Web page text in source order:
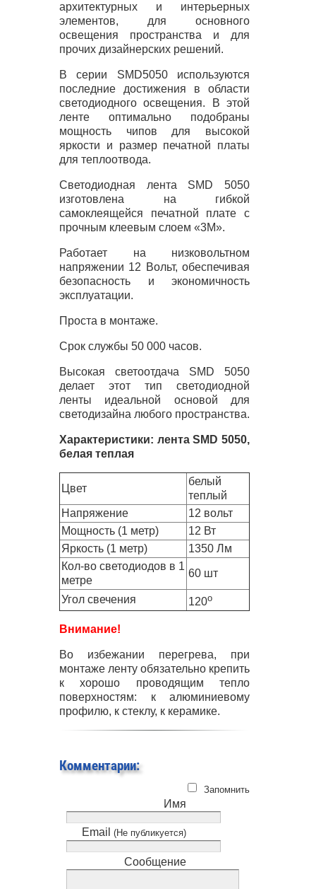
архитектурных и интерьерных
элементов, для основного
освещения пространства и для
прочих дизайнерских решений.
В серии SMD5050 используются
последние достижения в области
светодиодного освещения. В этой
ленте оптимально подобраны
мощность чипов для высокой
яркости и размер печатной платы
для теплоотвода.
Светодиодная лента SMD 5050
изготовлена на гибкой
самоклеящейся печатной плате с
прочным клеевым слоем «3М».
Работает на низковольтном
напряжении 12 Вольт, обеспечивая
безопасность и экономичность
эксплуатации.
Проста в монтаже.
Срок службы 50 000 часов.
Высокая светоотдача SMD 5050
делает этот тип светодиодной
ленты идеальной основой для
светодизайна любого пространства.
Характеристики: лентаSMD 5050,
белая теплая
Цвет
белый
теплый
Напряжение
12 вольт
Мощность (1 метр)
12 Вт
Яркость (1 метр)
1350 Лм
Кол-во светодиодов в 1
метре
60 шт
Угол свечения 120о
Внимание!
Во избежании перегрева, при
монтаже ленту обязательно крепить
к хорошо проводящим тепло
поверхностям: к алюминиевому
профилю, к стеклу, к керамике.
Комментарии:
Запомнить
Имя
Email (Не публикуется)
Сообщение